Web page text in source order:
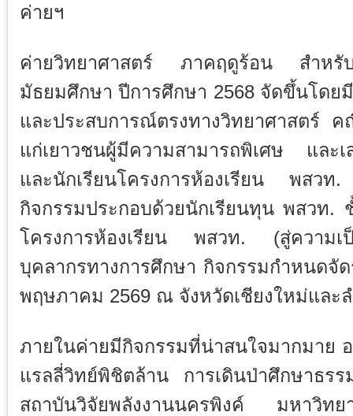
ค่ายฯ
ค่ายวิทยาศาสตร์ ภาคฤดูร้อน สำห
มัธยมศึกษา ปีการศึกษา 2568 จัดขึ้นโดย
และประสบการณ์ตรงทางวิทยาศาสตร์
แก่เยาวชนผู้มีความสามารถพิเศษ และ
และนักเรียนโครงการห้องเรียน พส
กิจกรรมประกอบด้วยนักเรียนทุน พสวท.
โครงการห้องเรียน พสวท. (สู่ความ
บุคลากรทางการศึกษา กิจกรรมกำหนดจั
พฤษภาคม 2569 ณ จังหวัดเชียงใหม่และ
ภายในค่ายมีกิจกรรมที่น่าสนใจมากมาย
แรลลี่วิทย์พิชิตล้าน การเดินป่าศึกษาธ
สถาบันวิจัยพลังงานนครพิงค์ มหาวิท